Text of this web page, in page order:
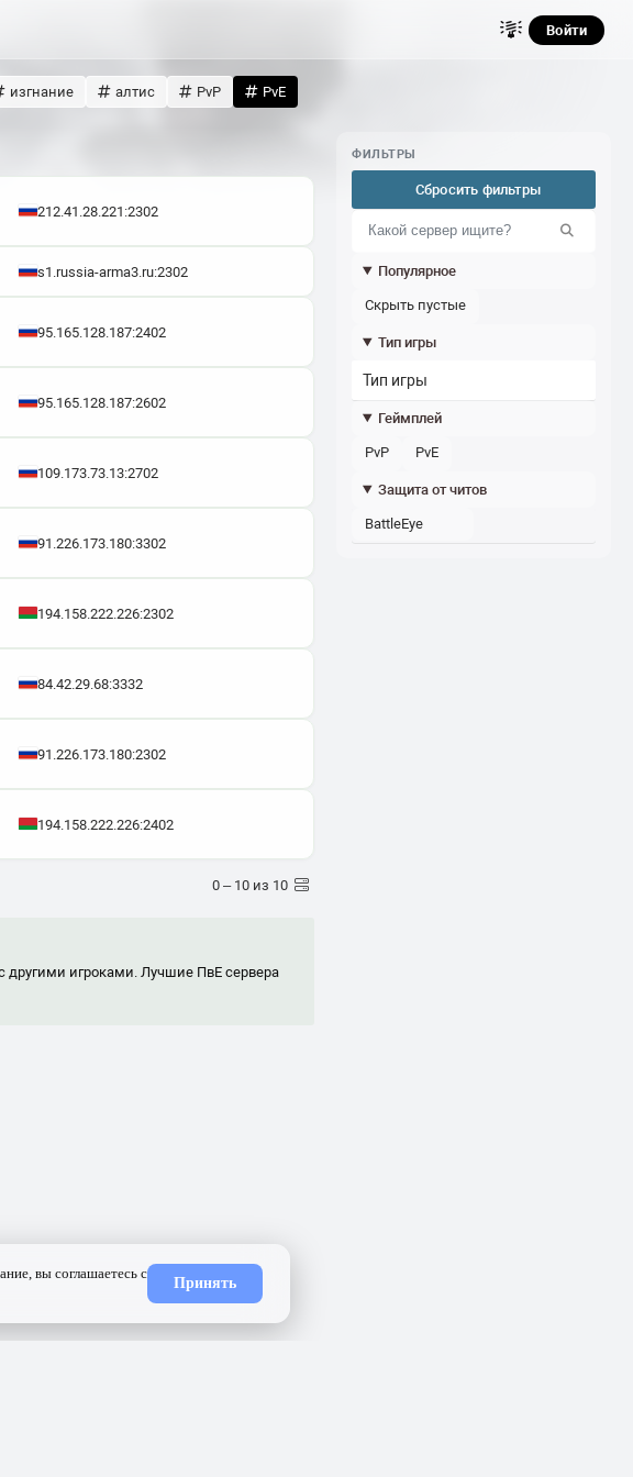
Войти
изгнание алтис PvP PvE
212.41.28.221:2302
s1.russia-arma3.ru:2302
95.165.128.187:2402
95.165.128.187:2602
109.173.73.13:2702
91.226.173.180:3302
194.158.222.226:2302
84.42.29.68:3332
91.226.173.180:2302
194.158.222.226:2402
0 – 10 из 10
другими игроками. Лучшие ПвЕ сервера
ФИЛЬТРЫ
Сбросить фильтры
Популярное
скрыть пустые
Тип игры
Тип игры
Геймплей
PvP PvE
Защита от читов
BattleEye